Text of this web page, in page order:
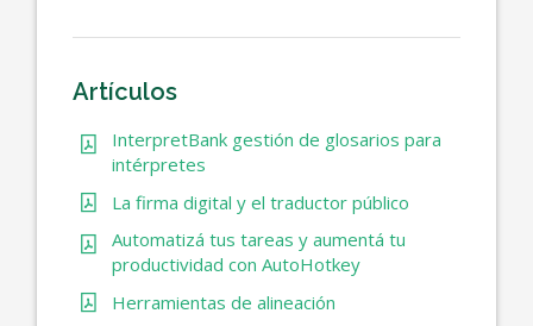
Artículos
InterpretBank gestión de glosarios para
intérpretes
La firma digital y el traductor público
Automatizá tus tareas y aumentá tu
productividad con AutoHotkey
Herramientas de alineación